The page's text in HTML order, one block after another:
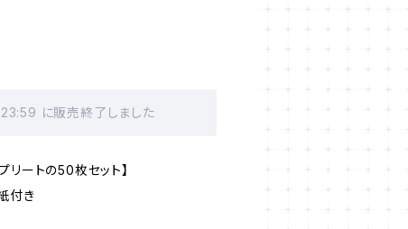
に販売終了しました
リートの50枚セット】
付き